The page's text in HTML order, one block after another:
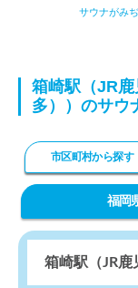
サウナがみ
箱崎駅（JR
多））のサウ
市区町村から探す
福岡